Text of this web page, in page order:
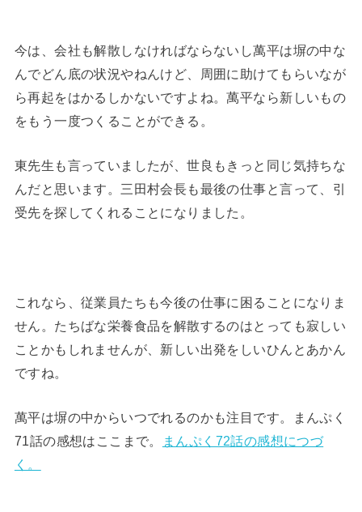
今は、会社も解散しなければならないし萬平は塀の中な
んでどん底の状況やねんけど、周囲に助けてもらいなが
ら再起をはかるしかないですよね。萬平なら新しいもの
をもう一度つくることができる。
東先生も言っていましたが、世良もきっと同じ気持ちな
んだと思います。三田村会長も最後の仕事と言って、引
受先を探してくれることになりました。
これなら、従業員たちも今後の仕事に困ることになりま
せん。たちばな栄養食品を解散するのはとっても寂しい
ことかもしれませんが、新しい出発をしいひんとあかん
ですね。
萬平は塀の中からいつでれるのかも注目です。まんぷく
71話の感想はここまで。
まんぷく72話の感想につづ
く。